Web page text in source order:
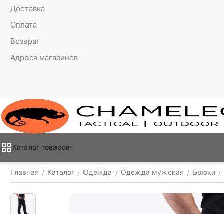
Доставка
Оплата
Возврат
Адреса магазинов
Каталог товаров
Главная / Каталог / Одежда / Одежда мужская / Брюки /